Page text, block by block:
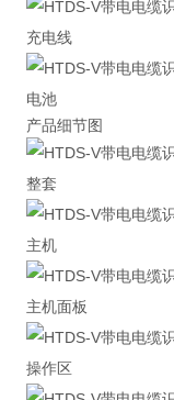
充电线
电池
产品细节图
整套
主机
主机面板
操作区